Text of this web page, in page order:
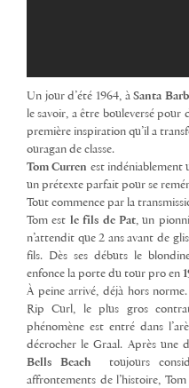
Un jour d’été 1964, àSanta
le savoir, a être bouleversé pour
première inspiration qu’il a
ouragan de classe.
Tom Curren est indéniablement
un prétexte parfait pour se
Tout commence par la
Tom est le fils de Pat, un
n’attendit que 2 ans avant de
fils. Dès ses débuts le
enfonce la porte du tour pro en
À peine arrivé, déjà hors
Rip Curl, le plus gros
phénomène est entré dans
décrocher le Graal. Après une
Bells Beach toujours
affrontements de l’histoire,